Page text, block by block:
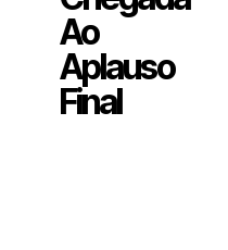
Ao
Aplauso
Final